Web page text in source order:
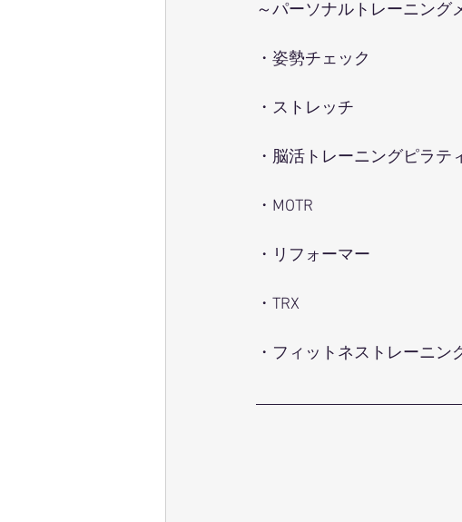
～パーソナルトレーニング
・姿勢チェック
・ストレッチ
・脳活トレーニングピラテ
・MOTR
・リフォーマー
・TRX
・フィットネストレーニン